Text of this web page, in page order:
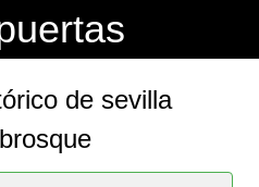
de sevilla